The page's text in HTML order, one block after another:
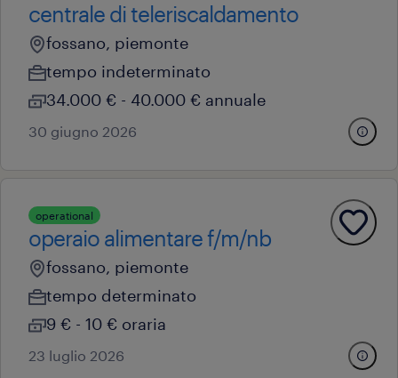
centrale di teleriscaldamento
fossano, piemonte
tempo indeterminato
34.000 € - 40.000 € annuale
30 giugno 2026
operational
operaio alimentare f/m/nb
fossano, piemonte
tempo determinato
9 € - 10 € oraria
23 luglio 2026